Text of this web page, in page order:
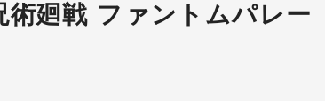
術廻戦 ファントムパレー